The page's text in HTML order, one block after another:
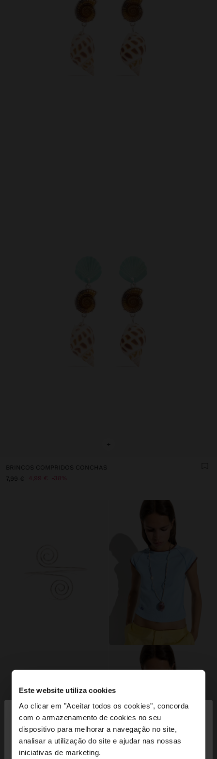
Este website utiliza cookies
Ao clicar em "Aceitar todos os cookies", concorda
com o armazenamento de cookies no seu
dispositivo para melhorar a navegação no site,
analisar a utilização do site e ajudar nas nossas
iniciativas de marketing.
Está a aceder ao site a partir de Portugal. Deseja
navegar no nosso site United States?
+
BRINCOS COMPRIDOS CONCHAS
7,99 €
4,99 € 38%